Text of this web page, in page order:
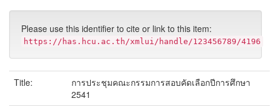
Please use this identifier to cite or link to this item:
https://has.hcu.ac.th/xmlui/handle/123456789/4196
Title:
การประชุมคณะกรรมการสอบคัดเลือกปีการศึกษา
2541